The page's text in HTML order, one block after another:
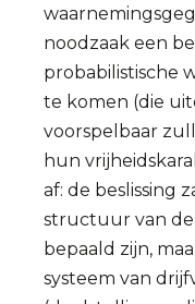
noodzaak een
probabilistische
te komen (die
voorspelbaar
hun
af: de beslissing
structuur van
bepaald zijn,
systeem van